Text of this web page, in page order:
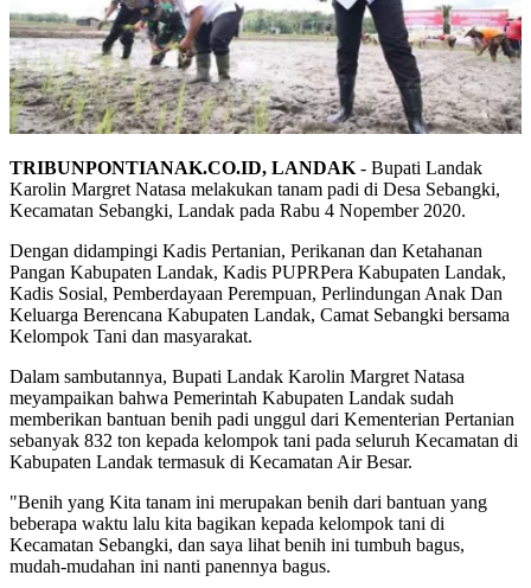
TRIBUNPONTIANAK.CO.ID, LANDAK - Bupati Landak
Karolin Margret Natasa melakukan tanam padi di Desa Sebangki,
Kecamatan Sebangki, Landak pada Rabu 4 Nopember 2020.
Dengan didampingi Kadis Pertanian, Perikanan dan Ketahanan
Pangan Kabupaten Landak, Kadis PUPRPera Kabupaten Landak,
Kadis Sosial, Pemberdayaan Perempuan, Perlindungan Anak Dan
Keluarga Berencana Kabupaten Landak, Camat Sebangki bersama
Kelompok Tani dan masyarakat.
Dalam sambutannya, Bupati Landak Karolin Margret Natasa
meyampaikan bahwa Pemerintah Kabupaten Landak sudah
memberikan bantuan benih padi unggul dari Kementerian Pertanian
sebanyak 832 ton kepada kelompok tani pada seluruh Kecamatan di
Kabupaten Landak termasuk di Kecamatan Air Besar.
"Benih yang Kita tanam ini merupakan benih dari bantuan yang
beberapa waktu lalu kita bagikan kepada kelompok tani di
Kecamatan Sebangki, dan saya lihat benih ini tumbuh bagus,
mudah-mudahan ini nanti panennya bagus.